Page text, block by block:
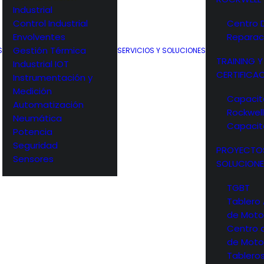
Industrial
Control Industrial
Envolventes
Gestión Térmica
Industrial IOT
Instrumentación y
Medición
Automatización
Neumática
Potencia
Seguridad
Sensores
SERVICIOS Y SOLUCIONES
Centro
TRAINING Y
TGBT
Tablero
de
Centro
de